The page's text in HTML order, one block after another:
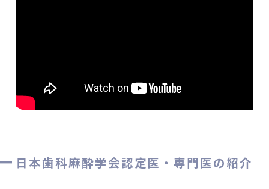
日本歯科麻酔学会認定医・専門医の紹介